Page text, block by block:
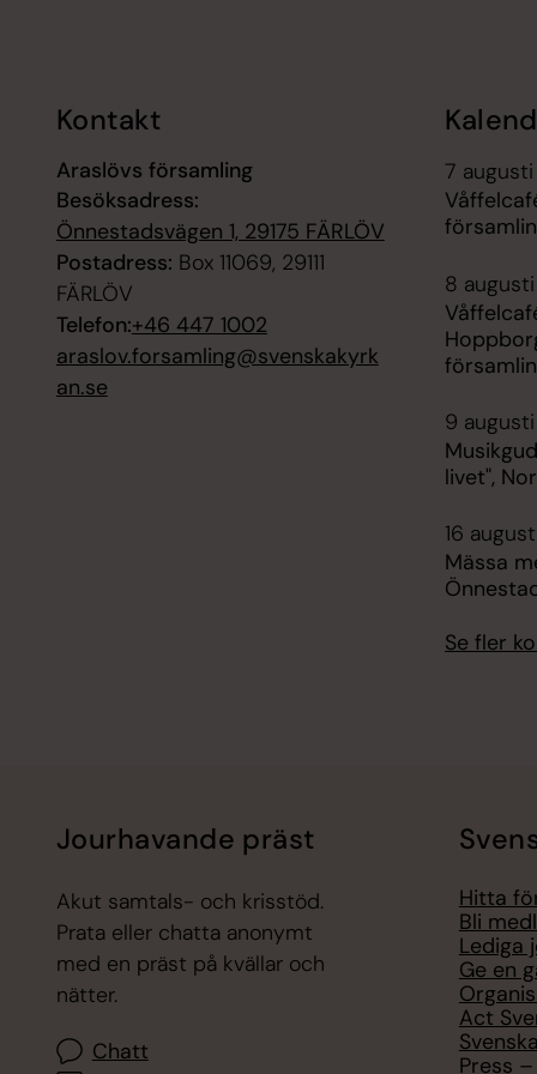
Kontakt
Araslövs församling
Besöksadress:
Önnestadsvägen 1, 29175 FÄRLÖV
Postadress: Box 11069, 29111
FÄRLÖV
Telefon:+46 447 1002
araslov.forsamling@svenskakyrk
an.se
7 augusti
8
9
livet",
16
Mässa
Se fler
Jourhavande präst
Akut samtals- och krisstöd.
Prata eller chatta anonymt
med en präst på kvällar och
nätter.
Chatt
Hitta
Bli
Lediga
Ge en
Act
Press